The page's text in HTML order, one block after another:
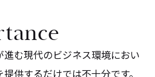
む現代のビジネス環境におい
供するだけでは不十分です。